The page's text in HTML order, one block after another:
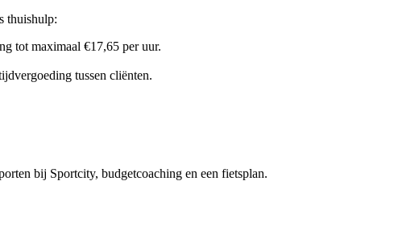
thuishulp:
tot maximaal €17,65 per uur.
tussen cliënten.
bij Sportcity, budgetcoaching en een fietsplan.